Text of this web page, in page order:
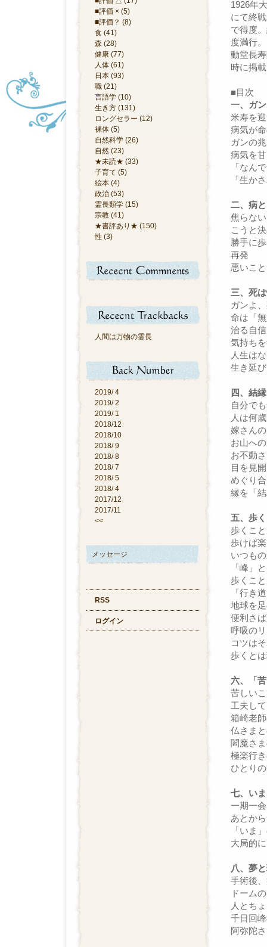
■評価 × (5)
■評価？ (8)
食 (41)
森 (28)
健康 (77)
人体 (61)
日本 (93)
職 (21)
言語学 (10)
生き方 (131)
ロングセラー (12)
裸体 (5)
自然科学 (26)
自然 (23)
★未読★ (33)
子育て (5)
絵本 (4)
政治 (53)
霊長類学 (15)
宗教 (41)
★書評あり★ (150)
性 (3)
人間は万物の霊長
2019/ 4
2019/ 2
2019/ 1
2018/12
2018/10
2018/ 9
2018/ 8
2018/ 7
2018/ 5
2018/ 4
2017/12
2017/11
<<
メッセージ
RSS
ログイン
1926年
にて終
で得度
度満行
動堂長
時に掲
■目次
一、ガ
米寿を
病気が
ガンの
病気を
「なん
「生か
二、病
焦らな
こうと
勝手に
再発
悪いこ
三、死
ガンよ
命は「
治る自
気持ち
人生は
生き延
四、結縁
自分で
人は何
嫁さん
お山へ
お不動
目を見
めぐり
縁を「
五、歩
歩くこ
歩けば
いつも
「峰」
歩くこ
「行き
地球を
便利さ
呼吸の
コツは
歩くと
六、「
苦しい
工夫し
箱崎老
仏さま
閻魔さ
極楽行
ひとり
七、い
一期一
あとか
「いま
大局的
八、夢
手術後
ドーム
人とち
千日回
阿弥陀